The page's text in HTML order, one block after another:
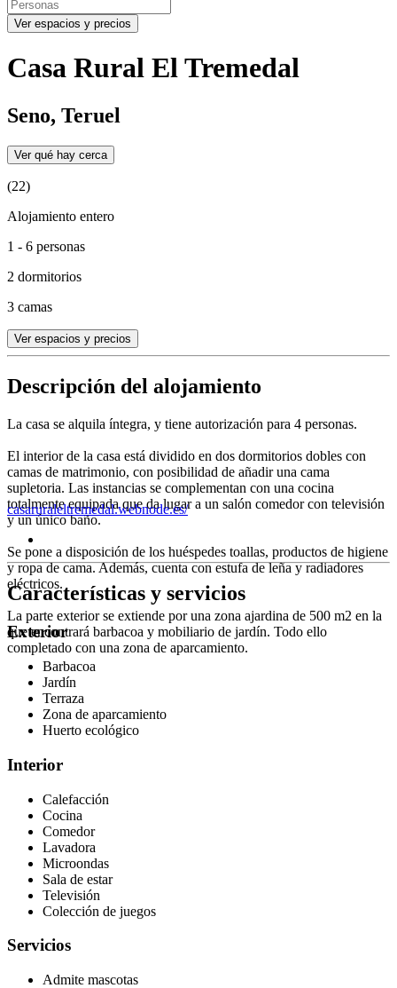
Ver espacios y precios
Casa Rural El Tremedal
Seno, Teruel
Ver qué hay cerca
(22)
Alojamiento entero
1 - 6 personas
2 dormitorios
3 camas
Ver espacios y precios
Descripción del alojamiento
La casa se alquila íntegra, y tiene autorización para 4 personas.
El interior de la casa está dividido en dos dormitorios dobles con
camas de matrimonio, con posibilidad de añadir una cama
supletoria. Las instancias se complementan con una cocina
totalmente equipada que da lugar a un salón comedor con televisión
y un único baño.
Se pone a disposición de los huéspedes toallas, productos de higiene
y ropa de cama. Además, cuenta con estufa de leña y radiadores
eléctricos.
La parte exterior se extiende por una zona ajardina de 500 m2 en la
que encontrará barbacoa y mobiliario de jardín. Todo ello
completado con una zona de aparcamiento.
casaruraleltremedal.webnode.es/
Características y servicios
Exterior
Barbacoa
Jardín
Terraza
Zona de aparcamiento
Huerto ecológico
Interior
Calefacción
Cocina
Comedor
Lavadora
Microondas
Sala de estar
Televisión
Colección de juegos
Servicios
Admite mascotas